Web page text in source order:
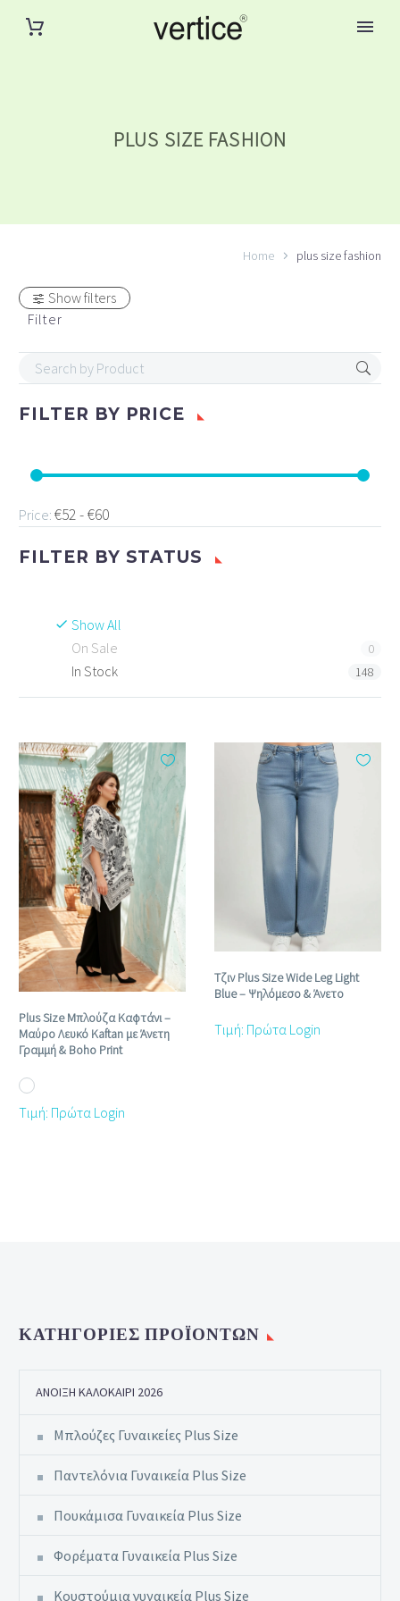
PLUS SIZE FASHION
Home plus size fashion
Show filters
Filter
FILTER BY PRICE
Price: €52 - €60
FILTER BY STATUS
Show All
On Sale
0
In Stock 148
Plus Size Μπλούζα Καφτάνι –
Μαύρο Λευκό Kaftan με Άνετη
Γραμμή & Boho Print
Τιμή: Πρώτα Login
Τζιν Plus Size Wide Leg Light
Blue – Ψηλόμεσο & Άνετο
Τιμή: Πρώτα Login
ΚΑΤΗΓΟΡΊΕΣ ΠΡΟΪΌΝΤΩΝ
ΆΝΟΙΞΗ ΚΑΛΟΚΑΊΡΙ 2026
Μπλούζες Γυναικείες Plus Size
Παντελόνια Γυναικεία Plus Size
Πουκάμισα Γυναικεία Plus Size
Φορέματα Γυναικεία Plus Size
Κουστούμια γυναικεία Plus Size